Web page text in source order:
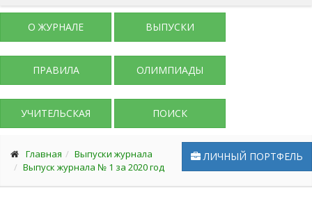
О ЖУРНАЛЕ ВЫПУСКИ
ПРАВИЛА ОЛИМПИАДЫ
УЧИТЕЛЬСКАЯ ПОИСК
ЛИЧНЫЙ ПОРТФЕЛЬ
Главная
Выпуски журнала
Выпуск журнала № 1 за 2020 год